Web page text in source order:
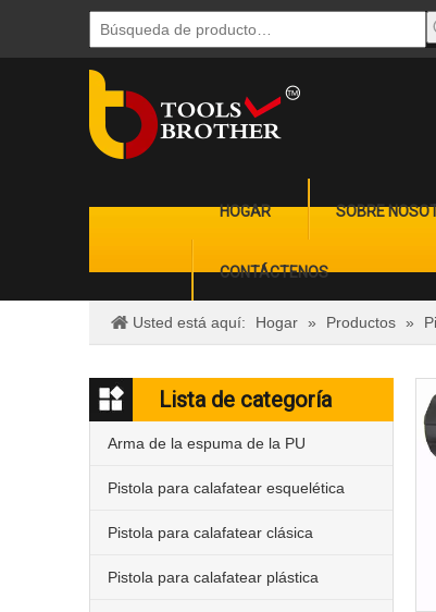
HOGAR SOBRE
CONTÁCTENOS
Usted está aquí: Hogar » Productos »
Lista de categoría
Arma de la espuma de la PU
Pistola para calafatear esquelética
Pistola para calafatear clásica
Pistola para calafatear plástica